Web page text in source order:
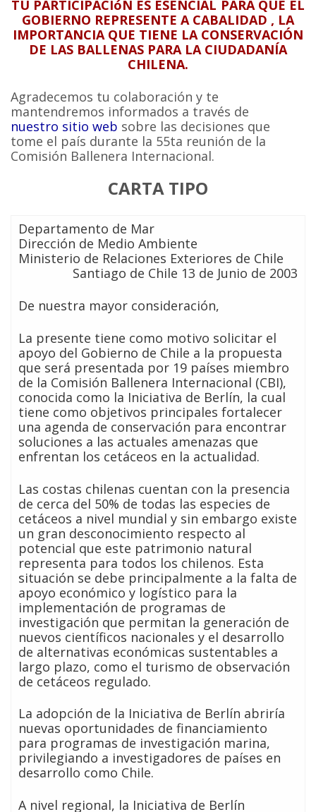
TU PARTICIPACIóN ES ESENCIAL PARA QUE EL
GOBIERNO REPRESENTE A CABALIDAD , LA
IMPORTANCIA QUE TIENE LA CONSERVACIÓN
DE LAS BALLENAS PARA LA CIUDADANÍA
CHILENA.
Agradecemos tu colaboración y te
mantendremos informados a través de
nuestro sitio web sobre las decisiones que
tome el país durante la 55ta reunión de la
Comisión Ballenera Internacional.
CARTA TIPO
Departamento de Mar
Dirección de Medio Ambiente
Ministerio de Relaciones Exteriores de Chile
Santiago de Chile 13 de Junio de 2003
De nuestra mayor consideración,
La presente tiene como motivo solicitar el
apoyo del Gobierno de Chile a la propuesta
que será presentada por 19 países miembro
de la Comisión Ballenera Internacional (CBI),
conocida como la Iniciativa de Berlín, la cual
tiene como objetivos principales fortalecer
una agenda de conservación para encontrar
soluciones a las actuales amenazas que
enfrentan los cetáceos en la actualidad.
Las costas chilenas cuentan con la presencia
de cerca del 50% de todas las especies de
cetáceos a nivel mundial y sin embargo existe
un gran desconocimiento respecto al
potencial que este patrimonio natural
representa para todos los chilenos. Esta
situación se debe principalmente a la falta de
apoyo económico y logístico para la
implementación de programas de
investigación que permitan la generación de
nuevos científicos nacionales y el desarrollo
de alternativas económicas sustentables a
largo plazo, como el turismo de observación
de cetáceos regulado.
La adopción de la Iniciativa de Berlín abriría
nuevas oportunidades de financiamiento
para programas de investigación marina,
privilegiando a investigadores de países en
desarrollo como Chile.
A nivel regional, la Iniciativa de Berlín